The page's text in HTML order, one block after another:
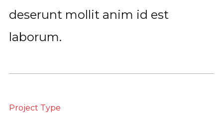
deserunt mollit anim id est
laborum.
Project Type